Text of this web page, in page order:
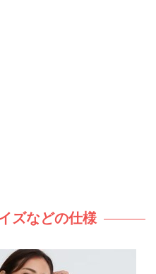
ズなどの仕様